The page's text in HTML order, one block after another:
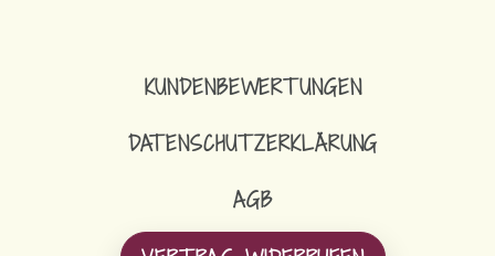
KUNDENBEWERTUNGEN
DATENSCHUTZERKLÄRUNG
AGB